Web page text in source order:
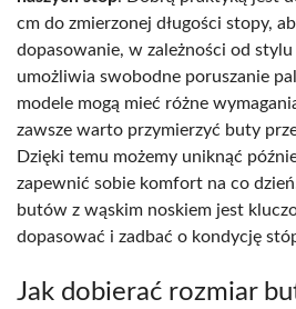
cm do zmierzonej długości stopy,
dopasowanie, w zależności od
umożliwia swobodne poruszanie
modele mogą mieć różne
zawsze warto przymierzyć buty
Dzięki temu możemy uniknąć
zapewnić sobie komfort na co
butów z wąskim noskiem jest
dopasować i zadbać o kondycję
Jak dobierać rozmiar